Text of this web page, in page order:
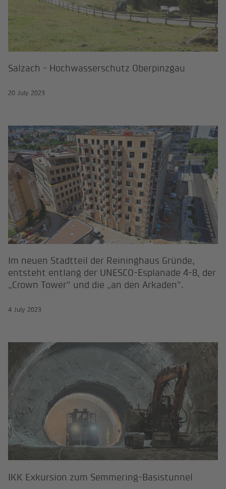
Salzach - Hochwasserschutz Oberpinzgau
20 July 2023
Im neuen Stadtteil der
Im neuen Stadtteil der Reininghaus Gründe,
entsteht entlang der UNESCO-Esplanade 4-8, der
„Crown Tower“ und die „an den Arkaden“.
4 July 2023
IKK Exkursion zum Semmering-
IKK Exkursion zum Semmering-Basistunnel